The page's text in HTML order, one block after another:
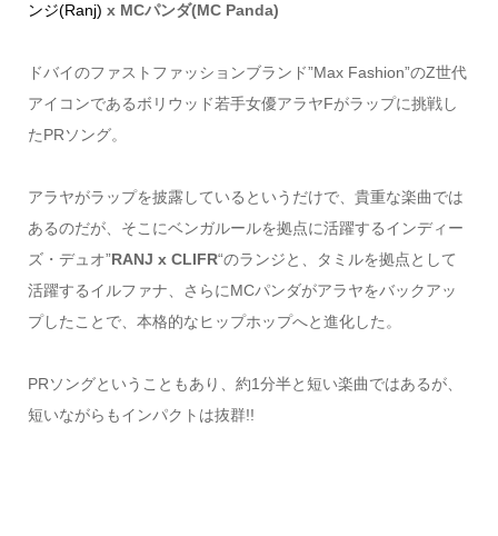
ンジ(Ranj) x MCパンダ(MC Panda)
ドバイのファストファッションブランド”Max Fashion”のZ世代
アイコンであるボリウッド若手女優アラヤFがラップに挑戦し
たPRソング。
アラヤがラップを披露しているというだけで、貴重な楽曲では
あるのだが、そこにベンガルールを拠点に活躍するインディー
ズ・デュオ”RANJ x CLIFR“のランジと、タミルを拠点として
活躍するイルファナ、さらにMCパンダがアラヤをバックアッ
プしたことで、本格的なヒップホップへと進化した。
PRソングということもあり、約1分半と短い楽曲ではあるが、
短いながらもインパクトは抜群!!